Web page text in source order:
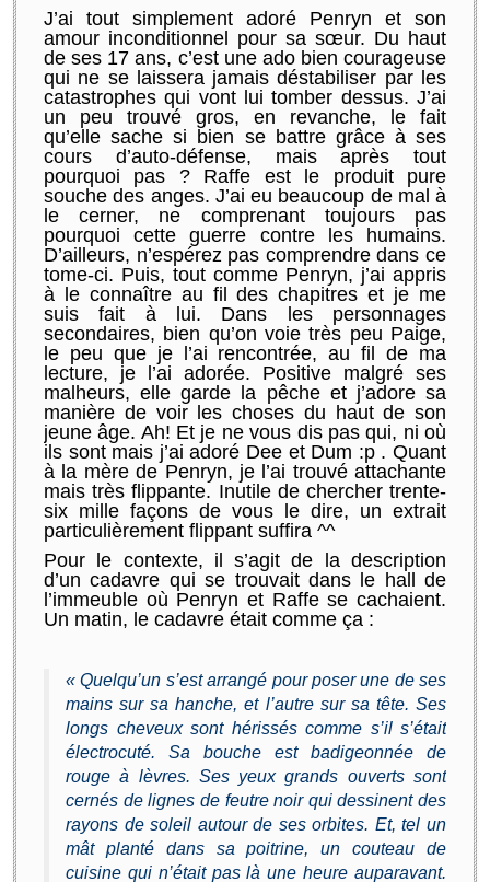
J’ai tout simplement adoré Penryn et son
amour inconditionnel pour sa sœur. Du haut
de ses 17 ans, c’est une adobien courageuse
qui ne se laissera jamais déstabiliser par les
catastrophes qui vont lui tomber dessus. J’ai
un peu trouvé gros, en revanche, le fait
qu’elle sache si bien se battre grâce à ses
cours d’auto-défense, mais après tout
pourquoi pas ? Raffe est le produit pure
souche des anges. J’ai eu beaucoup de mal à
le cerner, ne comprenant toujours pas
pourquoi cette guerre contre les humains.
D’ailleurs, n’espérez pas comprendre dans ce
tome-ci. Puis, tout comme Penryn, j’ai appris
à le connaître au fil des chapitres et je me
suisfait à lui. Dans les personnages
secondaires, bien qu’on voie très peu Paige,
le peu que je l’ai rencontrée, au fil de ma
lecture, je l’ai adorée. Positive malgré ses
malheurs, elle garde la pêche et j’adore sa
manière de voir les choses du haut de son
jeune âge. Ah! Et je ne vous dis pas qui, ni où
ils sont mais j’ai adoré Dee et Dum :p . Quant
à la mère de Penryn, je l’ai trouvé attachante
mais très flippante. Inutile de chercher trente-
six mille façons de vous le dire, un extrait
particulièrement flippant suffira ^^
Pour le contexte, il s’agit de la description
d’un cadavre qui se trouvait dans le hall de
l’immeuble où Penryn et Raffese cachaient.
Un matin, le cadavre était comme ça :
« Quelqu’un s’est arrangé pour poser une de ses
mains sur sa hanche, et l’autre sur sa tête. Ses
longs cheveux sont hérissés comme s’il s’était
électrocuté. Sa bouche est badigeonnée de
rouge à lèvres. Ses yeux grands ouverts sont
cernés de lignes de feutre noir qui dessinent des
rayons de soleil autour de ses orbites. Et, tel un
mât planté dans sa poitrine, un couteau de
cuisine qui n’était pas là une heure auparavant.